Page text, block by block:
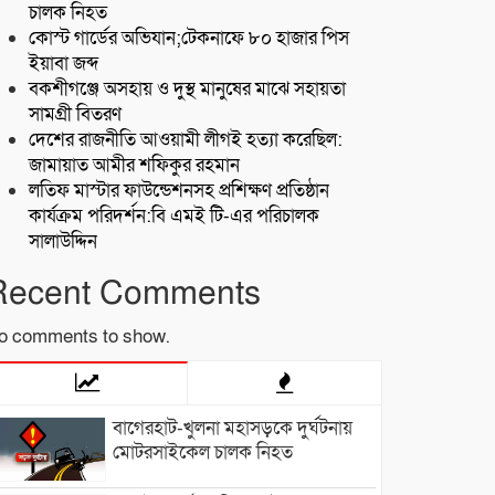
চালক নিহত
কোস্ট গার্ডের অভিযান;টেকনাফে ৮০ হাজার পিস
ইয়াবা জব্দ
বকশীগঞ্জে অসহায় ও দুস্থ মানুষের মাঝে সহায়তা
সামগ্রী বিতরণ
দেশের রাজনীতি আওয়ামী লীগই হত্যা করেছিল:
জামায়াত আমীর শফিকুর রহমান
লতিফ মাস্টার ফাউন্ডেশনসহ প্রশিক্ষণ প্রতিষ্ঠান
কার্যক্রম পরিদর্শন:বি এমই টি-এর পরিচালক
সালাউদ্দিন
Comments
comments to show.
বাগেরহাট-খুলনা মহাসড়কে ‌দুর্ঘটনায়
মোটরসাইকেল চালক নিহত